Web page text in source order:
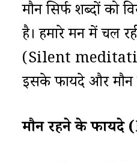
मौन सिर्फ शब्दों को
है। हमारे मन में चल
(Silent
इसके फायदे और मौन
मौन रहने के